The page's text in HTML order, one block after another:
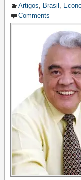
Artigos, Brasil ,
Comments